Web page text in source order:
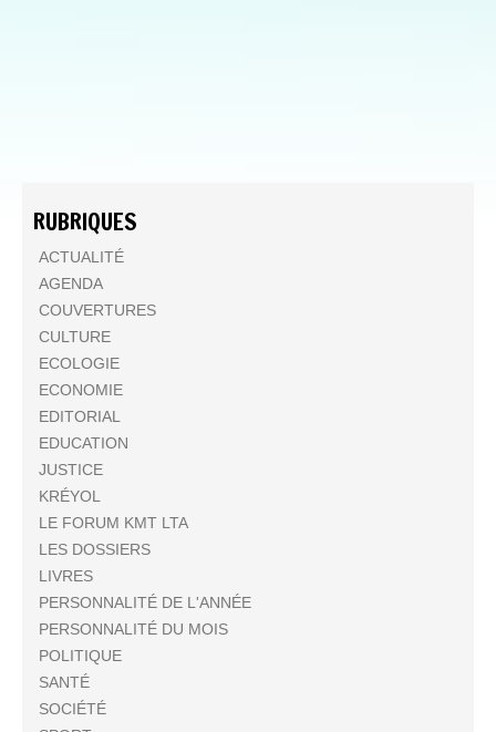
RUBRIQUES
ACTUALITÉ
AGENDA
COUVERTURES
CULTURE
ECOLOGIE
ECONOMIE
EDITORIAL
EDUCATION
JUSTICE
KRÉYOL
LE FORUM KMT LTA
LES DOSSIERS
LIVRES
PERSONNALITÉ DE L'ANNÉE
PERSONNALITÉ DU MOIS
POLITIQUE
SANTÉ
SOCIÉTÉ